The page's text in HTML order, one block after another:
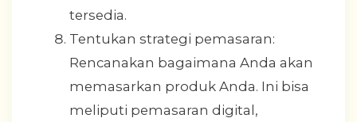
tersedia.
Tentukan strategi pemasaran:
Rencanakan bagaimana Anda akan
memasarkan produk Anda. Ini bisa
meliputi pemasaran digital,